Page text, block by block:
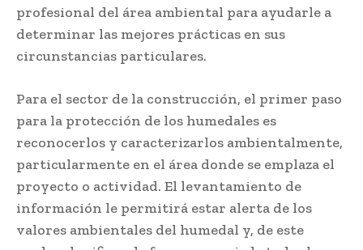
profesional del área ambiental para ayudarle a
determinar las mejores prácticas en sus
circunstancias particulares.
Para el sector de la construcción, el primer paso
para la protección de los humedales es
reconocerlos y caracterizarlos ambientalmente,
particularmente en el área donde se emplaza el
proyecto o actividad. El levantamiento de
información le permitirá estar alerta de los
valores ambientales del humedal y, de este